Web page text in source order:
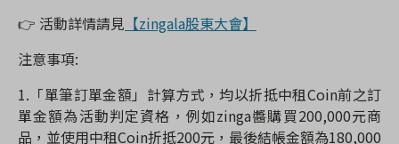
👉 活動詳情請見 【zingala股東大會】
注意事項:
1. 「單筆訂單金額」計算方式，均以折抵中租Coin前之訂
單金額為活動判定資格，例如zinga醬購買200,000元商
品，並使用中租Coin折抵200元，最後結帳金額為180,000